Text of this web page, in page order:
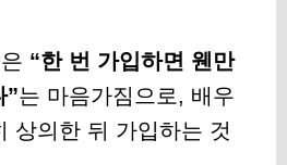
“한 번 가입하면 웬만
”는 마음가짐으로, 배우
상의한 뒤 가입하는 것